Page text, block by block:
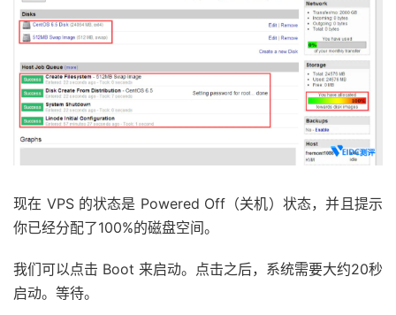
现在 VPS 的状态是 Powered Off（关机）状态，并且提示
你已经分配了100%的磁盘空间。
我们可以点击 Boot 来启动。点击之后，系统需要大约20秒
启动。等待。